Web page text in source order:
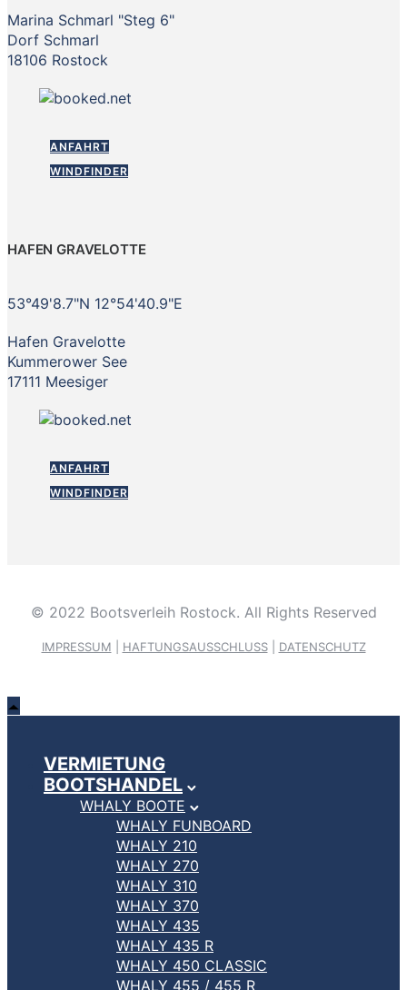
Marina Schmarl "Steg 6"
Dorf Schmarl
18106 Rostock
ANFAHRT
WINDFINDER
HAFEN GRAVELOTTE
53°49'8.7"N 12°54'40.9"E
Hafen Gravelotte
Kummerower See
17111 Meesiger
ANFAHRT
WINDFINDER
© 2022 Bootsverleih Rostock. All Rights Reserved
IMPRESSUM HAFTUNGSAUSSCHLUSS| DATENSCHUTZ
VERMIETUNG
BOOTSHANDEL
WHALY BOOTE
WHALY FUNBOARD
WHALY 210
WHALY 270
WHALY 310
WHALY 370
WHALY 435
WHALY 435 R
WHALY 450 CLASSIC
WHALY 455 / 455 R